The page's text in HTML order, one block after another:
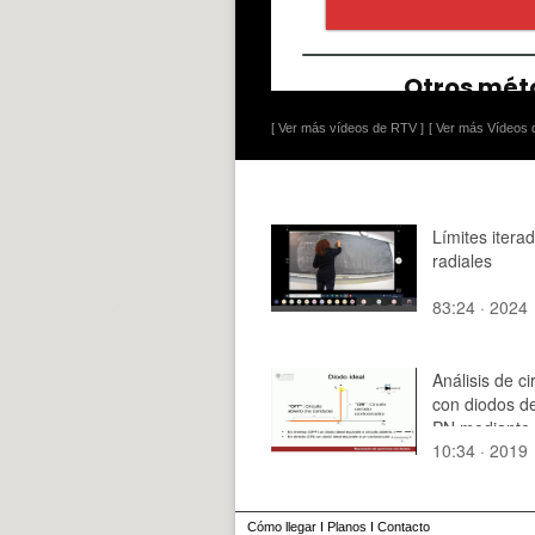
[ Ver más vídeos de RTV ] [ Ver más Vídeos
Límites
radiales
83:24 · 2024
Análisis de
con diodos
PN
de
10:34 · 2019
Cómo llegar I Planos I Contacto